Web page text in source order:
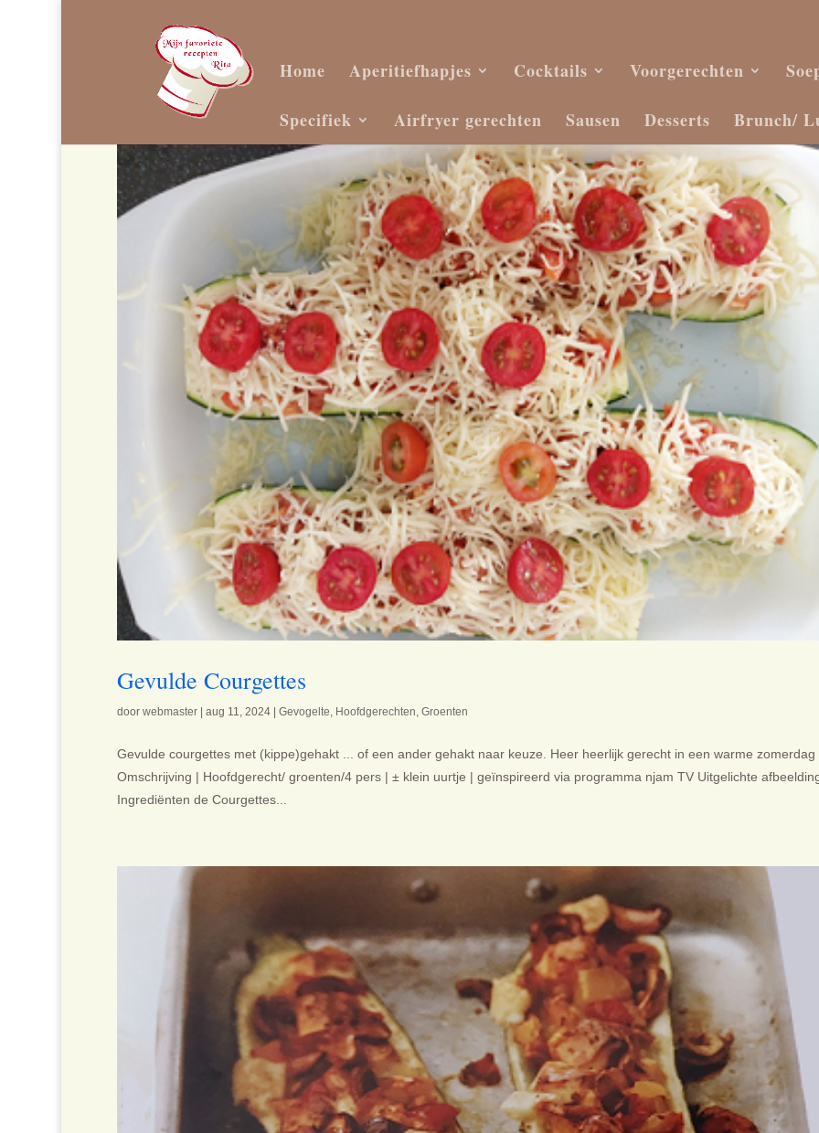
Home Aperitiefhapjes Cocktails Voorgerechten
Specifiek Airfryer gerechten Sausen Desserts Brunch/
Gevulde Courgettes
door webmaster| aug 11, 2024| Gevogelte, Hoofdgerechten, Groenten
Gevulde courgettes met (kippe)gehakt ... of een ander gehakt naar keuze. Heer heerlijk gerecht in een warme zomerdag
Omschrijving | Hoofdgerecht/ groenten/4 pers | ± klein uurtje | geïnspireerd via programma njam TV Uitgelichte
Ingrediënten de Courgettes...